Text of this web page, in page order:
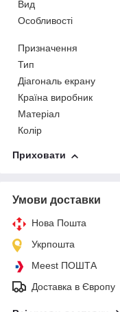
Вид
Особливості
Призначення
Тип
Діагональ екрану
Країна виробник
Матеріал
Колір
Приховати
Умови доставки
Нова Пошта
Укрпошта
Meest ПОШТА
Доставка в Європу